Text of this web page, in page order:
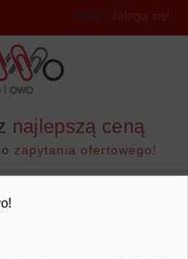
najlepszą ceną
zapytania ofertowego!
Witaj ,